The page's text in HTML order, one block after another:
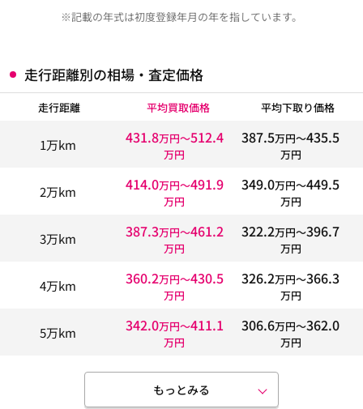
※記載の年式は初度登録年月の年を指しています。
走行距離別の相場・査定価格
走行距離 平均買取価格 平均下取り価格
1万km 431.8万円〜512.4
万円
387.5万円〜435.5
万円
2万km 414.0万円〜491.9
万円
349.0万円〜449.5
万円
3万km 387.3万円〜461.2
万円
322.2万円〜396.7
万円
4万km 360.2万円〜430.5
万円
326.2万円〜366.3
万円
5万km 342.0万円〜411.1
万円
306.6万円〜362.0
万円
もっとみる